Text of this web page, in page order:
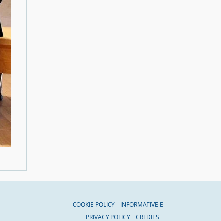
COOKIE POLICY
INFORMATIVE E
PRIVACY POLICY
CREDITS